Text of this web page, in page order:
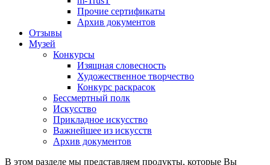
Прочие сертификаты
Архив документов
Отзывы
Музей
Конкурсы
Изящная словесность
Художественное творчество
Конкурс раскрасок
Бессмертный полк
Искусство
Прикладное искусство
Важнейшее из искусств
Архив документов
В этом разделе мы представляем продукты, которые Вы